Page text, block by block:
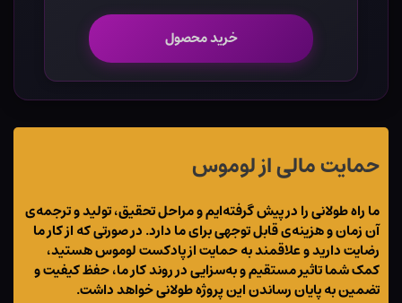
خرید محصول
حمایت مالی از لوموس
ما راه طولانی را در پیش گرفته‌ایم و مراحل تحقیق، تولید و ترجمه‌ی
آن زمان و هزینه‌ی قابل توجهی برای ما دارد. در صورتی که از کار ما
رضایت دارید و علاقمند به حمایت از پادکست لوموس هستید،
کمک شما تاثیر مستقیم و به‌سزایی در روند کار ما، حفظ کیفیت و
تضمین به پایان رساندن این پروژه طولانی خواهد داشت.